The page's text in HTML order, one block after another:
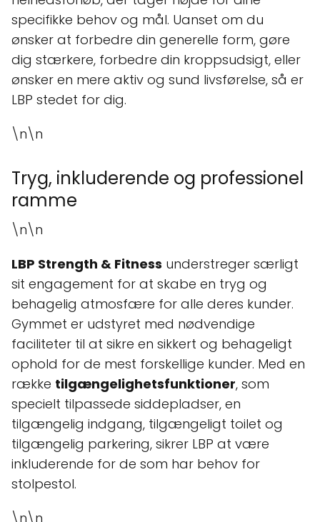
specifikke behov og mål. Uanset om du
ønsker at forbedre din generelle form, gøre
dig stærkere, forbedre din kroppsudsigt, eller
ønsker en mere aktiv og sund livsførelse, så er
LBP stedet for dig.
\n\n
Tryg, inkluderende og professionel
ramme
\n\n
LBP Strength & Fitness understreger særligt
sit engagement for at skabe en tryg og
behagelig atmosfære for alle deres kunder.
Gymmet er udstyret med nødvendige
faciliteter til at sikre en sikkert og behageligt
ophold for de mest forskellige kunder. Med en
række tilgængelighetsfunktioner, som
specielt tilpassede siddepladser, en
tilgængelig indgang, tilgængeligt toilet og
tilgængelig parkering, sikrer LBP at være
inkluderende for de som har behov for
stolpestol.
\n\n